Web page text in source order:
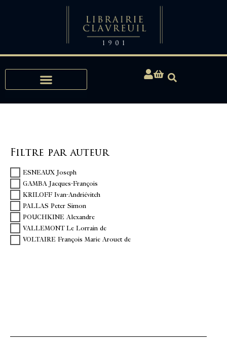
Filtre par auteur
ESNEAUX Joseph
GAMBA Jacques-François
KRILOFF Ivan-Andriévitch
PALLAS Peter Simon
POUCHKINE Alexandre
VALLEMONT Le Lorrain de
VOLTAIRE François Marie Arouet de